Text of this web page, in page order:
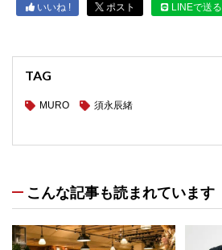
いいね ! ポスト LINEで送る
TAG
MURO 須永辰緒
こんな記事も読まれています